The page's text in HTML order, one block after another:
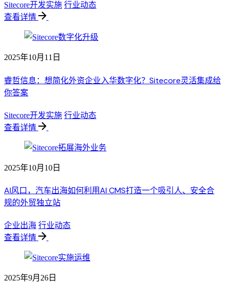
Sitecore开发实施 行业动态
查看详情
2025年10月11日
睿哲信息：想简化外资企业入华数字化？Sitecore灵活集成给
你答案
Sitecore开发实施 行业动态
查看详情
2025年10月10日
AI风口，汽车出海如何利用AI CMS打造一个吸引人、安全合
规的外贸独立站
企业出海 行业动态
查看详情
2025年9月26日